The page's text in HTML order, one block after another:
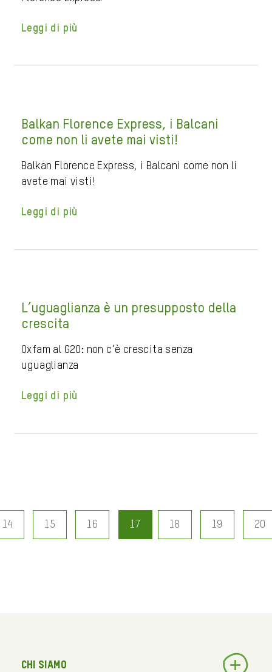
Leggi di più
Balkan Florence Express, i Balcani
come non li avete mai visti!
Balkan Florence Express, i Balcani come non li
avete mai visti!
Leggi di più
L’uguaglianza è un presupposto della
crescita
Oxfam al G20: non c’è crescita senza
uguaglianza
Leggi di più
14 15 16 17 18 19 20
Chi siamo